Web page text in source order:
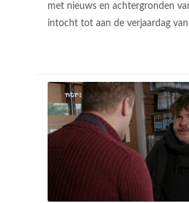
met nieuws en achtergronden
intocht tot aan de verjaardag